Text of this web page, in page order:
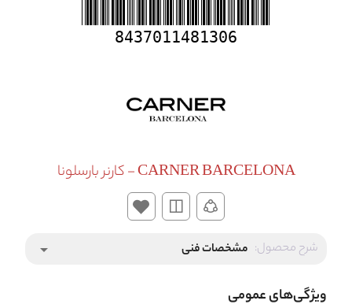
8437011481306
CARNER BARCELONA - کارنر بارسلونا
شرح محصول: مشخصات فنی arrow_drop_down
ویژگی‌های عمومی